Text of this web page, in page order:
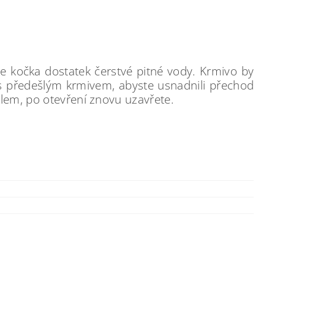
kočka dostatek čerstvé pitné vody. Krmivo by
krmivem, abyste usnadnili přechod
po otevření znovu uzavřete.